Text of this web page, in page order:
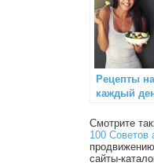
Рецепты на
каждый
Смотрите
100 Советов
сайты-